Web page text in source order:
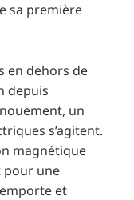
sa première
en dehors de
depuis
un
s’agitent.
magnétique
pour une
et